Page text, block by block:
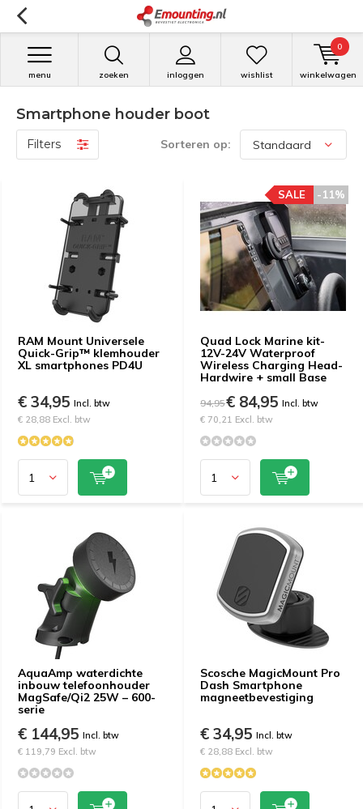
zoeken inloggen
menu wishlist winkelwagen
0
Smartphone houder boot
Filters Sorteren op:
RAM Mount Universele
Quick-Grip™ klemhouder
XL smartphones PD4U
€ 34,95 Incl. btw
€ 28,88 Excl. btw
Quad Lock Marine kit-
12V-24V Waterproof
Wireless Charging Head-
Hardwire + small Base
-11%
SALE
94,95€ 84,95 Incl. btw
€ 70,21 Excl. btw
AquaAmp waterdichte
inbouw telefoonhouder
MagSafe/Qi2 25W – 600-
serie
€ 144,95 Incl. btw
€ 119,79 Excl. btw
Scosche MagicMount Pro
Dash Smartphone
magneetbevestiging
€ 34,95 Incl. btw
€ 28,88 Excl. btw